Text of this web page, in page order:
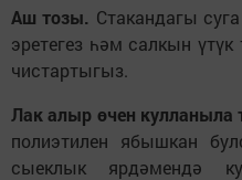
Аш тозы. Стакандагы
эретегез һәм салкын
чистартыгыз.
Лак алыр өчен кулланыла
полиэтилен ябышкан
сыеклык ярдәмендә